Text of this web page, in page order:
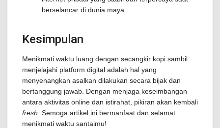
berselancar di dunia maya.
Kesimpulan
Menikmati waktu luang dengan secangkir kopi sambil
menjelajahi platform digital adalah hal yang
menyenangkan asalkan dilakukan secara bijak dan
bertanggung jawab. Dengan menjaga keseimbangan
antara aktivitas online dan istirahat, pikiran akan kembali
fresh . Semoga artikel ini bermanfaat dan selamat
menikmati waktu santaimu!